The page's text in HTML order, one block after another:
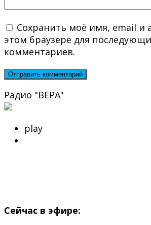
Сохранить моё имя, email и
этом браузере для
комментариев.
Радио "ВЕРА"
play
Сейчас в эфире: